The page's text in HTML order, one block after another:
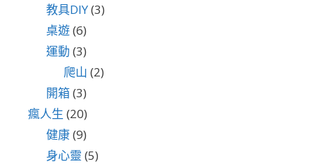
教具DIY(3)
桌遊(6)
運動 (3)
爬山 (2)
開箱(3)
瘋人生 (20)
健康(9)
身心靈 (5)